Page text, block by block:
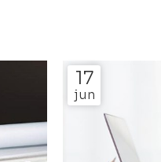
17
jun